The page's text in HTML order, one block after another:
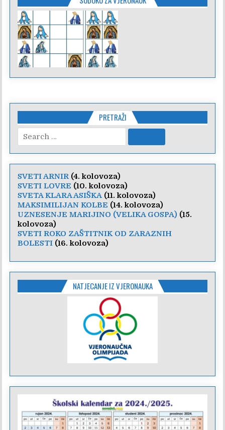
PRETRAŽI
Search
for:
SVETI ARNIR(4. kolovoza)
SVETI LOVRE (10. kolovoza)
SVETA KLARA ASIŠKA (11. kolovoza)
MAKSIMILIJAN KOLBE (14. kolovoza)
UZNESENJE MARIJINO (VELIKA GOSPA) (15.
kolovoza)
SVETI ROKO ZAŠTITNIK OD ZARAZNIH
BOLESTI (16. kolovoza)
NATJECANJE IZ VJERONAUKA